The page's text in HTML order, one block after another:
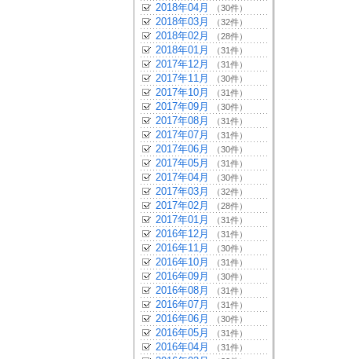
2018年04月 （30件）
2018年03月 （32件）
2018年02月 （28件）
2018年01月 （31件）
2017年12月 （31件）
2017年11月 （30件）
2017年10月 （31件）
2017年09月 （30件）
2017年08月 （31件）
2017年07月 （31件）
2017年06月 （30件）
2017年05月 （31件）
2017年04月 （30件）
2017年03月 （32件）
2017年02月 （28件）
2017年01月 （31件）
2016年12月 （31件）
2016年11月 （30件）
2016年10月 （31件）
2016年09月 （30件）
2016年08月 （31件）
2016年07月 （31件）
2016年06月 （30件）
2016年05月 （31件）
2016年04月 （31件）